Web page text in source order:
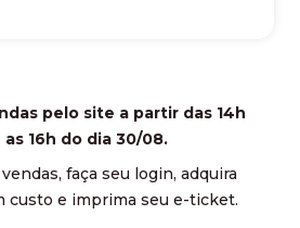
pelo site a partir das 14h
16h do dia 30/08.
faça seu login, adquira
custo e imprima seu e-ticket.